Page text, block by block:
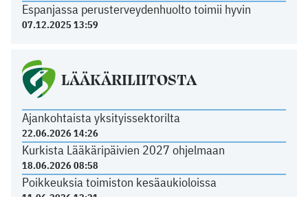
Espanjassa perusterveydenhuolto toimii hyvin
07.12.2025 13:59
LÄÄKÄRILIITOSTA
Ajankohtaista yksityissektorilta
22.06.2026 14:26
Kurkista Lääkäripäivien 2027 ohjelmaan
18.06.2026 08:58
Poikkeuksia toimiston kesäaukioloissa